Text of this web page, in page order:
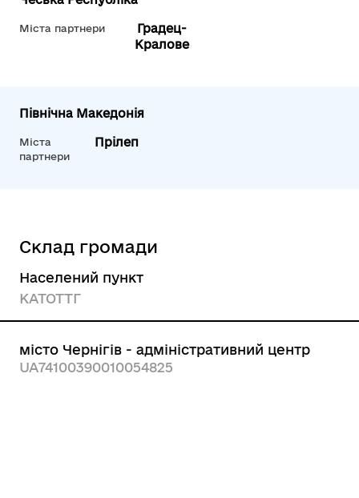
Міста партнери
Градец-
Кралове
Північна Македонія
Міста
партнери
Прілеп
Склад громади
Населений пункт
КАТОТТГ
місто Чернігів - адміністративний центр
UA74100390010054825